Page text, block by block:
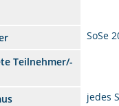
SoSe
Teilnehmer/-
jedes